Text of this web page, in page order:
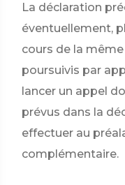
La déclaration
éventuellement,
cours de la
poursuivis par
lancer un appel
prévus dans la
effectuer au
complémentaire.